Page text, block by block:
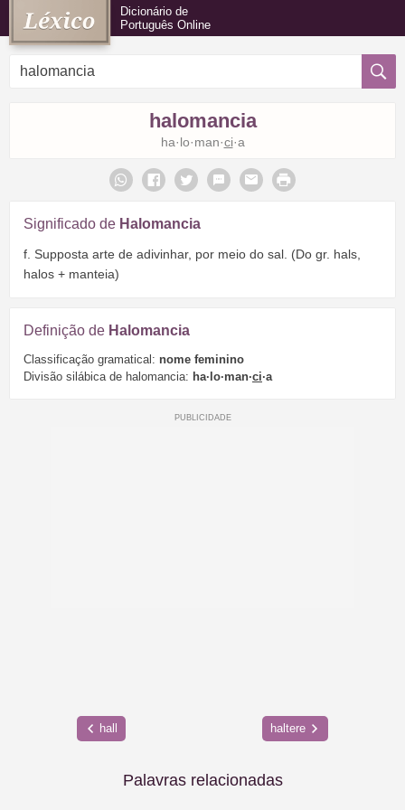
Dicionário de
Português Online
halomancia
ha·lo·man·ci·a
Significado de Halomancia
f. Supposta arte de adivinhar, por meio do sal. (Do gr. hals,
halos + manteia)
Definição de Halomancia
Classificação gramatical: nome feminino
Divisão silábica de halomancia: ha·lo·man·ci·a
hall haltere
Palavras relacionadas